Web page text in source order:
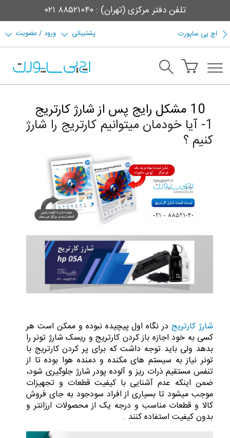
تلفن دفتر مرکزی (تهران) : ۸۸۵۲۱۰۴۰ ۰۲۱
اچ پی ساپورت ورود / عضویت پشتیبانی
10 مشکل رایج پس از شارژ کارتریج
1- آیا خودمان میتوانیم کارتریج را شارژ
کنیم ؟
شارژ کارتریجدر نگاه اول پیچیده نبوده و ممکن است هر
کسی به خود اجازه باز کردن کارتریج و ریسک شارژ تونر را
بدهد ولی باید توجه داشت که برای پر کردن کارتریج با
تونر نیاز به سیستم های مکنده و دمنده هوا بوده تا از
تنفس مستقیم ذرات ریز و آلوده پودر شارژ جلوگیری شود،
ضمن اینکه عدم آشنایی با کیفیت قطعات و تجهیزات
موجب میشود تا بسیاری از افراد سودجود به جای فروش
کالا و قطعات مناسب و درجه یک از محصولات ارزانتر و
بدون کیفیت استفاده کنند .